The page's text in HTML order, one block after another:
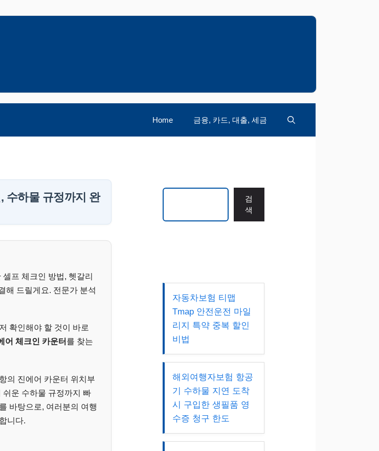
Home 금융, 카드, 대출, 세금
수하물 규정까지 완
프 체크인 방법, 헷갈리
해 드릴게요. 전문가 분석
확인해야 할 것이 바로
어 체크인 카운터 를 찾는
의 진에어 카운터 위치부
운 수하물 규정까지 빠
바탕으로, 여러분의 여행
니다.
검
색
자동차보험 티맵
Tmap 안전운전 마일
리지 특약 중복 할인
비법
해외여행자보험 항공
기 수하물 지연 도착
시 구입한 생필품 영
수증 청구 한도